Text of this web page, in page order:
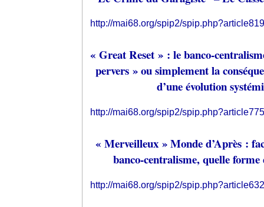
http://mai68.org/spip2/
« Great Reset » : le banco-
pervers » ou simplement la
d’une évolution
http://mai68.org/spip2/
« Merveilleux » Monde d’Après :
banco-centralisme, quelle forme
http://mai68.org/spip2/